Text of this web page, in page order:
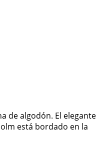
de algodón. El elegante
está bordado en la